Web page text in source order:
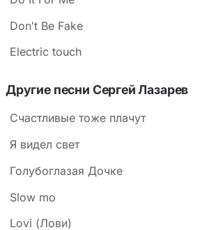
Don′t Be Fake
Electric touch
Другие песни Сергей Лазарев
Счастливые тоже плачут
Я видел свет
Голубоглазая Дочке
Slow mo
Lovi (Лови)